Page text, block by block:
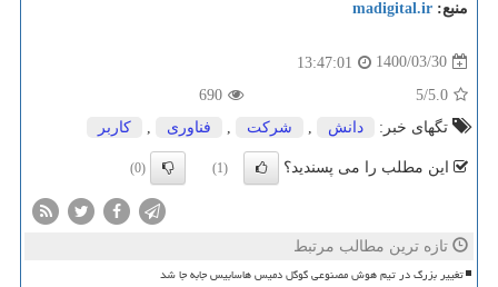
منبع: madigital.ir
1400/03/30
13:47:01
5.0
/5
690
تگهای خبر:
دانش شركت فناوری كاربر
این مطلب را می پسندید؟ (1)
(0)
تازه ترین مطالب مرتبط
تغییر بزرگ در تیم هوش مصنوعی گوگل دمیس هاسابیس جابه جا شد